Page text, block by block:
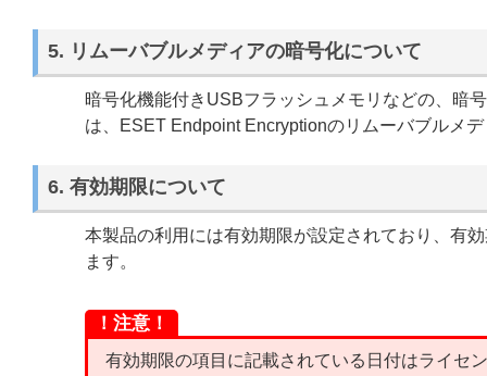
5. リムーバブルメディアの暗号化について
暗号化機能付きUSBフラッシュメモリなどの、暗
は、ESET Endpoint Encryptionのリムーバブルメ
6. 有効期限について
本製品の利用には有効期限が設定されており、有
ます。
！注意！
有効期限の項目に記載されている日付はライセ